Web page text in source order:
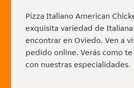
Pizza Italiano American
exquisita variedad de
encontrar en Oviedo. Ven a
pedido online. Verás como
con nuestras especialidades.